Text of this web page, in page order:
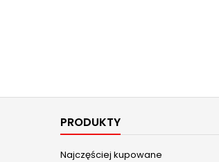
PRODUKTY
Najczęściej kupowane